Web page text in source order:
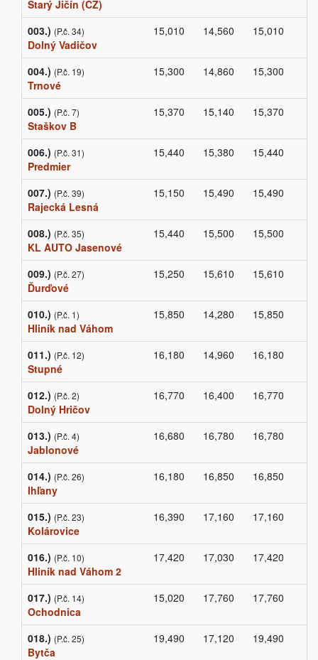
Starý Jičín (CZ)
003.) (P.č. 34)
Dolný Vadičov
15,010 14,560 15,010
004.) (P.č. 19)
Trnové
15,300 14,860 15,300
005.) (P.č. 7)
Staškov B
15,370 15,140 15,370
006.) (P.č. 31)
Predmier
15,440 15,380 15,440
007.) (P.č. 39)
Rajecká Lesná
15,150 15,490 15,490
008.) (P.č. 35)
KL AUTO Jasenové
15,440 15,500 15,500
009.) (P.č. 27)
Ďurďové
15,250 15,610 15,610
010.) (P.č. 1)
Hliník nad Váhom
15,850 14,280 15,850
011.) (P.č. 12)
Stupné
16,180 14,960 16,180
012.) (P.č. 2)
Dolný Hričov
16,770 16,400 16,770
013.) (P.č. 4)
Jablonové
16,680 16,780 16,780
014.) (P.č. 26)
Ihľany
16,180 16,850 16,850
015.) (P.č. 23)
Kolárovice
16,390 17,160 17,160
016.) (P.č. 10)
Hliník nad Váhom 2
17,420 17,030 17,420
017.) (P.č. 14)
Ochodnica
15,020 17,760 17,760
018.) (P.č. 25)
Bytča
19,490 17,120 19,490